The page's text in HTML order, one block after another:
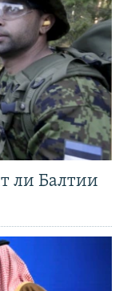
ли Балтии